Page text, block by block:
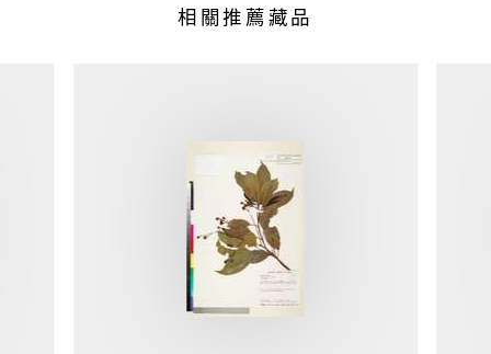
相關推薦藏品